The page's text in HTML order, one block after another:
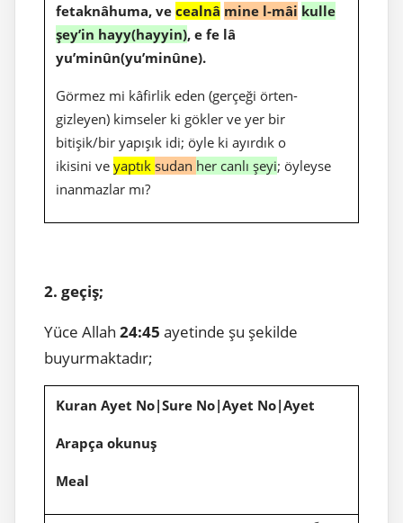
fetaknâhuma, ve cealnâ mine l-mâi kulle
şey’in hayy(hayyin), e fe lâ
yu’minûn(yu’minûne).
Görmez mi kâfirlik eden (gerçeği örten-
gizleyen) kimseler ki gökler ve yer bir
bitişik/bir yapışık idi; öyle ki ayırdık o
ikisini ve yaptık sudan her canlı şeyi; öyleyse
inanmazlar mı?
2. geçiş;
Yüce Allah 24:45 ayetinde şu şekilde
buyurmaktadır;
Kuran Ayet No|Sure No|Ayet No|Ayet
Arapça okunuş
Meal